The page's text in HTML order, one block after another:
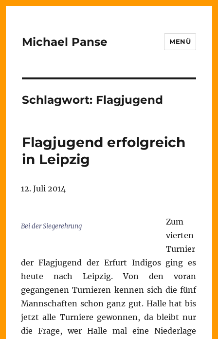
Michael Panse MENÜ
Schlagwort: Flagjugend
Flagjugend erfolgreich
in Leipzig
12. Juli 2014
Bei der Siegerehrung
Zum
vierten
Turnier
der Flagjugend der Erfurt Indigos ging es
heute nach Leipzig. Von den voran
gegangenen Turnieren kennen sich die fünf
Mannschaften schon ganz gut. Halle hat bis
jetzt alle Turniere gewonnen, da bleibt nur
die Frage, wer Halle mal eine Niederlage